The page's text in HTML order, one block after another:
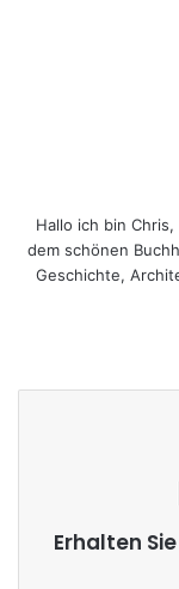
Hallo ich bin
dem schönen
Geschichte,
Erhalten